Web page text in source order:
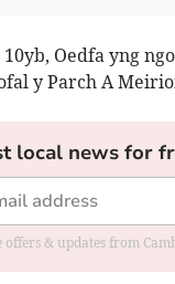
Oedfa yng
y Parch A
local news for
& updates from